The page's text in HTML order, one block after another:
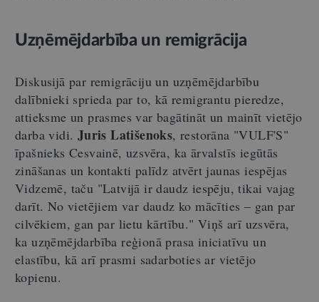
Uzņēmējdarbība un remigrācija
Diskusijā par remigrāciju un uzņēmējdarbību
dalībnieki sprieda par to, kā remigrantu pieredze,
attieksme un prasmes var bagātināt un mainīt vietējo
darba vidi. Juris Latišenoks, restorāna "VULF'S"
īpašnieks Cesvainē, uzsvēra, ka ārvalstīs iegūtās
zināšanas un kontakti palīdz atvērt jaunas iespējas
Vidzemē, taču "Latvijā ir daudz iespēju, tikai vajag
darīt. No vietējiem var daudz ko mācīties – gan par
cilvēkiem, gan par lietu kārtību." Viņš arī uzsvēra,
ka uzņēmējdarbība reģionā prasa iniciatīvu un
elastību, kā arī prasmi sadarboties ar vietējo
kopienu.